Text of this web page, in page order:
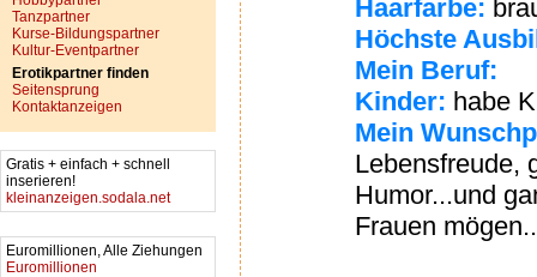
Tanzpartner
Kurse-Bildungspartner
Kultur-Eventpartner
Erotikpartner finden
Seitensprung
Kontaktanzeigen
Gratis + einfach + schnell
inserieren!
kleinanzeigen.sodala.net
Euromillionen, Alle Ziehungen
Euromillionen
Haarfarbe:
Höchste
Mein Beruf:
Kinder: habe
Mein
Lebensfreude,
Humor...und
Frauen